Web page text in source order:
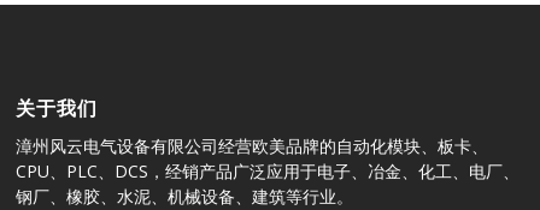
关于我们
漳州风云电气设备有限公司经营欧美品牌的自动化模块、板卡、
CPU、PLC、DCS，经销产品广泛应用于电子、冶金、化工、电厂、
钢厂、橡胶、水泥、机械设备、建筑等行业。